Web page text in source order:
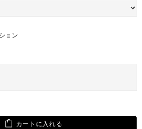
ョン
カートに入れる